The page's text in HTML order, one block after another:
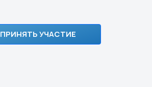
ПРИНЯТЬ УЧАСТИЕ